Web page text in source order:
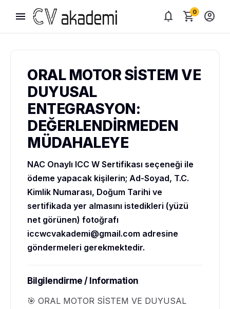
menu notifications shopping_cart0 account_circle
ORAL MOTOR SİSTEM VE
DUYUSAL
ENTEGRASYON:
DEĞERLENDİRMEDEN
MÜDAHALEYE
NAC Onaylı ICC W Sertifikası seçeneği ile
ödeme yapacak kişilerin; Ad-Soyad, T.C.
Kimlik Numarası, Doğum Tarihi ve
sertifikada yer almasını istedikleri (yüzü
net görünen) fotoğrafı
iccwcvakademi@gmail.com adresine
göndermeleri gerekmektedir.
Bilgilendirme / Information
🎯 ORAL MOTOR SİSTEM VE DUYUSAL